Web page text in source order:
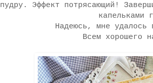
пудру. Эффект потрясающий!
капельками
Надеюсь, мне удалось
Всем хорошего